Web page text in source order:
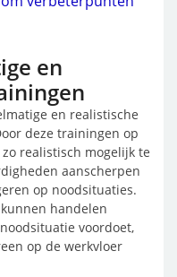
en
en realistische
deze trainingen op
realistisch mogelijk te
aanscherpen
op noodsituaties.
handelen
voordoet,
op de werkvloer